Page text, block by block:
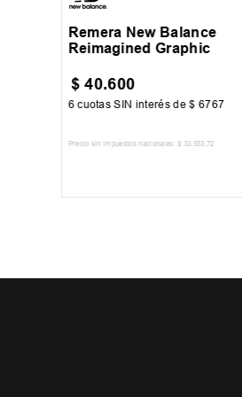
Remera New Balance
Reimagined Graphic
$ 40.600
6 cuotas SIN interés de$ 6767
Precio sin impuestos nacionales: $ 33.553 ,72